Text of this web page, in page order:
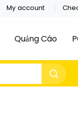
My account
Quảng Cáo